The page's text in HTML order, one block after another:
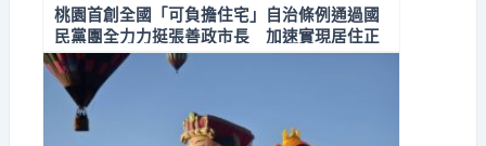
桃園首創全國「可負擔住宅」自治條例通過國
民黨團全力力挺張善政市長 加速實現居住正
義！